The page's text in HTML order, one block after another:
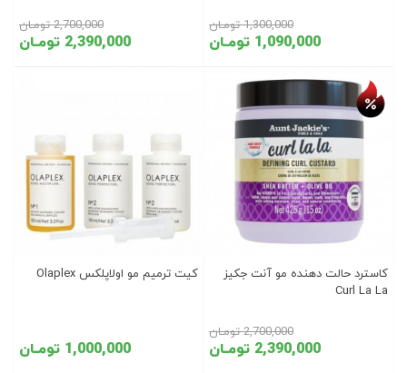
1,090,000 تومـان
1,300,000 تومـان
2,390,000 تومـان
2,700,000 تومـان
کاسترد حالت دهنده مو آنت جکیز
Curl La La
2,390,000 تومـان
2,700,000 تومـان
کیت ترمیم مو اولاپلکس Olaplex
1,000,000 تومـان